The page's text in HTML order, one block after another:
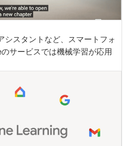
スタントなど、スマートフォ
サービスでは機械学習が応用